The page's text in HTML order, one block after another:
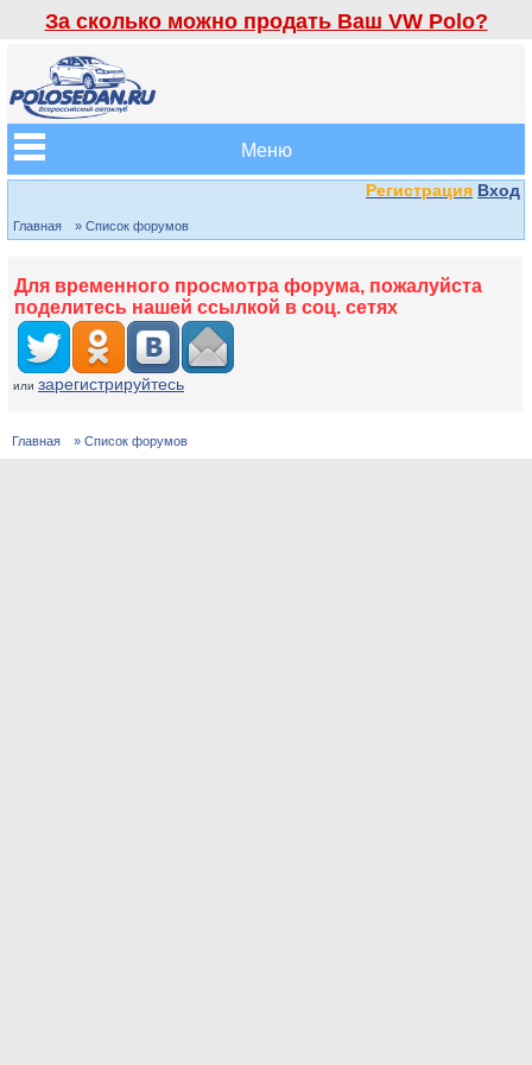
За сколько можно продать Ваш VW Polo?
Меню
Регистрация Вход
Главная » Список форумов
Для временного просмотра форума, пожалуйста
поделитесь нашей ссылкой в соц. сетях
или зарегистрируйтесь
Главная » Список форумов